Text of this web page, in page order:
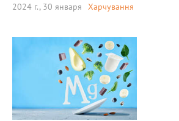
2024 г., 30 января Харчування